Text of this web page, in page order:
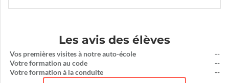
Les avis des élèves
Vos premières visites à notre auto-école
Votre formation au code
Votre formation à la conduite
--
--
--